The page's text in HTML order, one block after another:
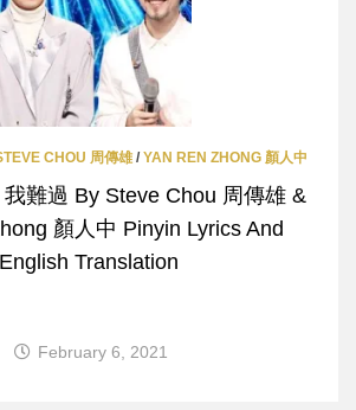
CHOU 周傳雄/ YAN REN ZHONG 顏人中
難過 By Steve Chou 周傳雄 &
顏人中 Pinyin Lyrics And
English Translation
February 6, 2021